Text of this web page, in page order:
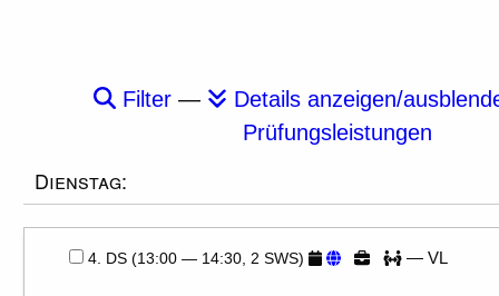
Filter —
Details anzeigen/
Prüfungsleistungen
Dienstag:
4. DS (13:00 — 14:30, 2 SWS) — VL